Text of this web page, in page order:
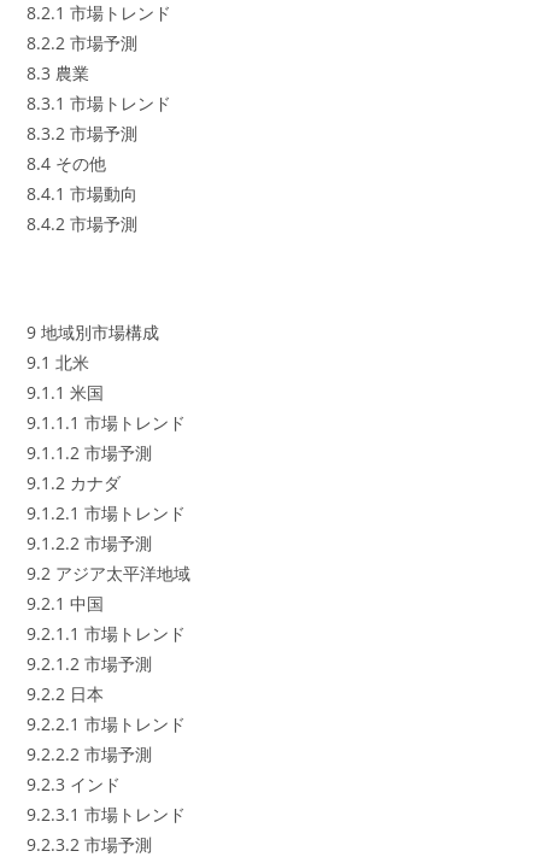
8.2.1 市場トレンド
8.2.2 市場予測
8.3 農業
8.3.1 市場トレンド
8.3.2 市場予測
8.4 その他
8.4.1 市場動向
8.4.2 市場予測
9 地域別市場構成
9.1 北米
9.1.1 米国
9.1.1.1 市場トレンド
9.1.1.2 市場予測
9.1.2 カナダ
9.1.2.1 市場トレンド
9.1.2.2 市場予測
9.2 アジア太平洋地域
9.2.1 中国
9.2.1.1 市場トレンド
9.2.1.2 市場予測
9.2.2 日本
9.2.2.1 市場トレンド
9.2.2.2 市場予測
9.2.3 インド
9.2.3.1 市場トレンド
9.2.3.2 市場予測